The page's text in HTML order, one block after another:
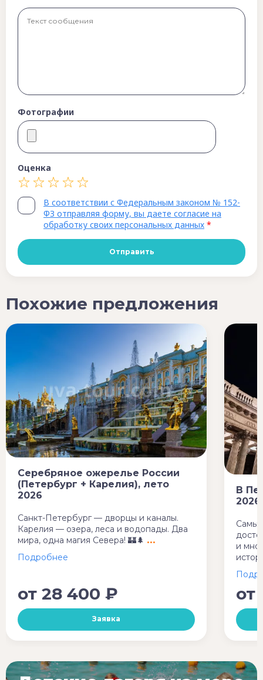
Фотографии
Оценка
В соответствии с Федеральным законом № 152-
ФЗ отправляя форму, вы даете согласие на
обработку своих персональных данных *
Похожие предложения
Серебряное ожерелье России
(Петербург + Карелия), лето
2026
Санкт-Петербург — дворцы и каналы.
Карелия — озера, леса и водопады. Два
мира, одна магия Севера! 🏰🌲
от 28 400 ₽
Заявка
В
2026
и
от